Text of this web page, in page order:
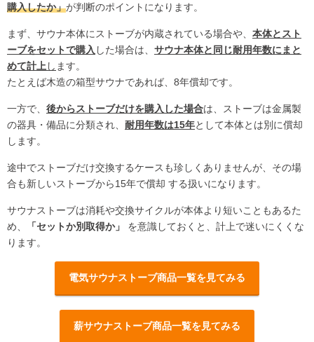
購入したか」が判断のポイントになります。
まず、サウナ本体にストーブが内蔵されている場合や、 本体とスト
ーブをセットで購入 した場合は、 サウナ本体と同じ耐用年数にまと
めて計上 し ます。
たとえば木造の箱型サウナであれば、8年償却です。
一方で、 後からストーブだけを購入した場合は、ストーブは金属製
の器具・備品に分類され、 耐用年数は15年として本体とは別に償却
します。
途中でストーブだけ交換するケースも珍しくありませんが、その場
合も新しいストーブから15年で償却 する扱いになります。
サウナストーブは消耗や交換サイクルが本体より短いこともあるた
め、
「セットか別取得か」
を意識しておくと、計上で迷いにくくな
ります。
電気サウナストーブ商品一覧を見てみる
薪サウナストーブ商品一覧を見てみる